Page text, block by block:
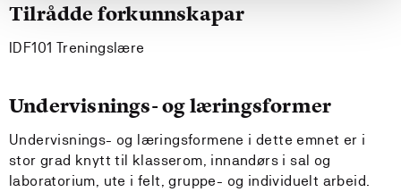
Tilrådde forkunnskapar
IDF101 Treningslære
Undervisnings- og læringsformer
Undervisnings- og læringsformene i dette emnet er i
stor grad knytt til klasserom, innandørs i sal og
laboratorium, ute i felt, gruppe- og individuelt arbeid.